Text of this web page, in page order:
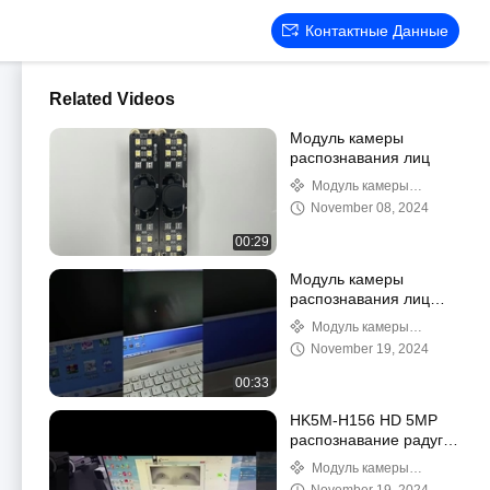
Контактные Данные
Related Videos
00:29
Модуль камеры
распознавания лиц
Модуль камеры
распознавания лиц
November 08, 2024
00:33
Модуль камеры
распознавания лиц
HK5M-H220
Модуль камеры
распознавания лиц
November 19, 2024
HK5M-H156 HD 5MP
распознавание радуги
USB Компьютерная
камера
Модуль камеры